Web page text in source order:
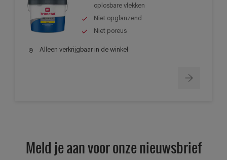
oplosbare vlekken
Niet opglanzend
Niet poreus
Alleen verkrijgbaar in de winkel
Meld je aan voor onze nieuwsbrief